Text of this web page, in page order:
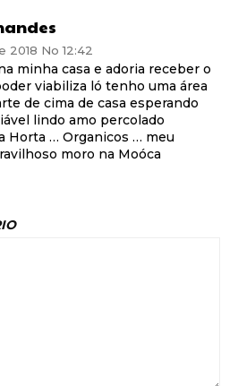
2018 No 12:42
minha casa e adoria receber o
viabiliza ló tenho uma área
de cima de casa esperando
lindo amo percolado
Horta … Organicos … meu
moro na Moóca